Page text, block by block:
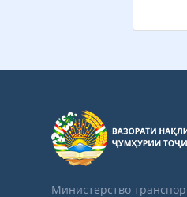
Министерство